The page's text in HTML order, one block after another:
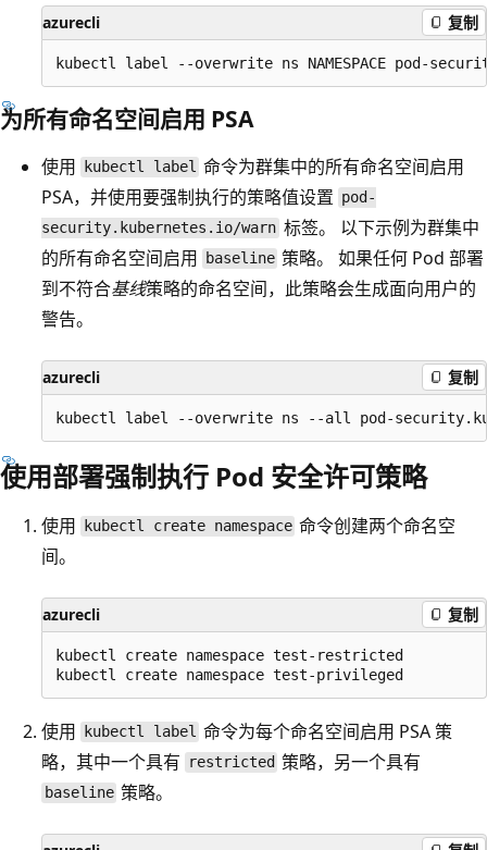
azurecli 复制
为所有命名空间启用 PSA
使用 kubectl label 命令为群集中的所有命名空间启用
PSA，并使用要强制执行的策略值设置 pod-
security.kubernetes.io/warn 标签。 以下示例为群集中
的所有命名空间启用
baseline 策略。 如果任何 Pod 部署
到不符合基线策略的命名空间，此策略会生成面向用户的
警告。
azurecli 复制
使用部署强制执行 Pod 安全许可策略
使用 kubectl create namespace 命令创建两个命名空
间。
azurecli 复制
kubectl create namespace test-restricted
使用 kubectl label 命令为每个命名空间启用 PSA 策
略，其中一个具有
restricted 策略，另一个具有
baseline 策略。